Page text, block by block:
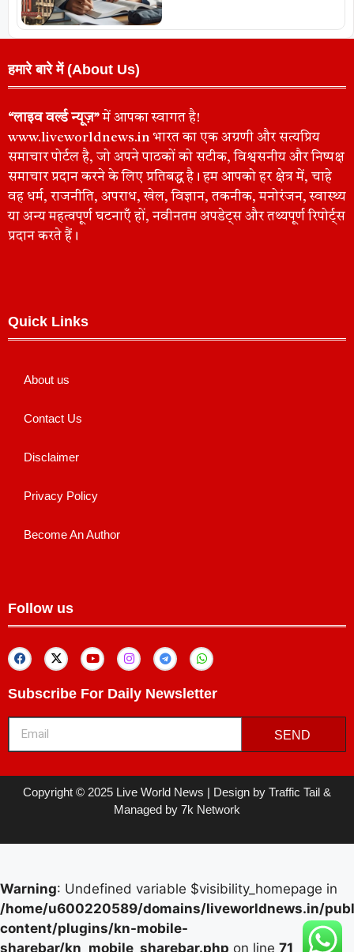
हमारे बारे में (About Us)
“लाइव वर्ल्ड न्यूज़”में आपका स्वागत है!
www.liveworldnews.in भारत का एक अग्रणी और सत्यप्रिय
समाचार पोर्टल है, जो अपने पाठकों को सटीक, विश्वसनीय और निष्पक्ष
समाचार प्रदान करने के लिए प्रतिबद्ध है। हम आपको हर क्षेत्र में, चाहे
वह धर्म, राजनीति, अपराध, खेल, विज्ञान, तकनीक, मनोरंजन, स्वास्थ्य
या अन्य महत्वपूर्ण घटनाएँ हों, नवीनतम अपडेट्स और तथ्यपूर्ण रिपोर्ट्स
प्रदान करते हैं।
Quick Links
About us
Contact Us
Disclaimer
Privacy Policy
Become An Author
Follow us
Subscribe For Daily Newsletter
SEND
Copyright © 2025 Live World News | Design by Traffic Tail &
Managed by 7k Network
Warning: Undefined variable $visibility_homepage in
/home/u600220589/domains/liveworldnews.in/
content/plugins/kn-mobile-
sharebar/kn_mobile_sharebar.php on line 71